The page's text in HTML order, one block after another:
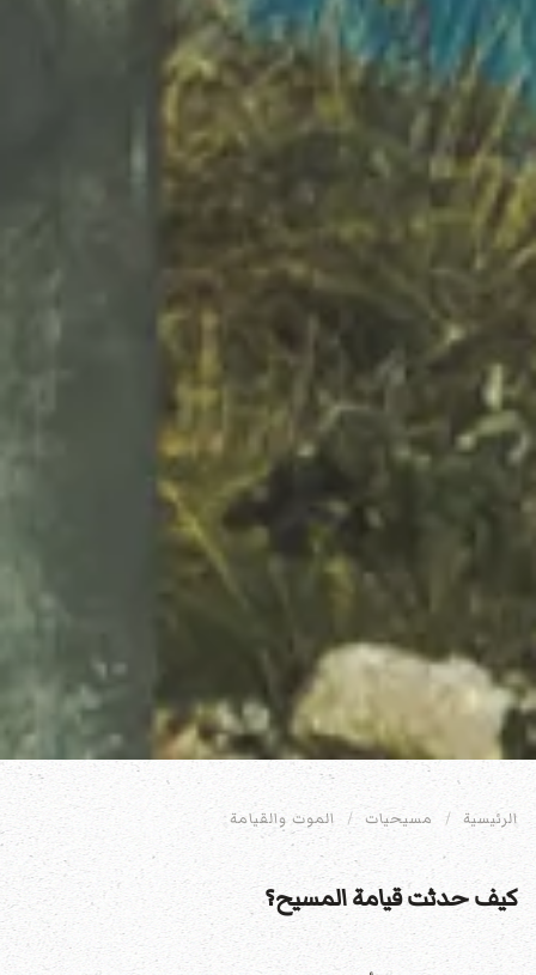
الرئيسية مسيحيات الموت والقيامة
كيف حدثت قيامة المسيح؟